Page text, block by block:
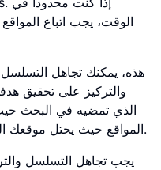
الوقت، يجب اتباع
والتركيز على تحقيق
الذي تمضيه في البحث
المواقع حيث يحتل موقعك المرتبة الثانية ثم الثالثة وهلم جرا.
يجب تجاهل التسلسل